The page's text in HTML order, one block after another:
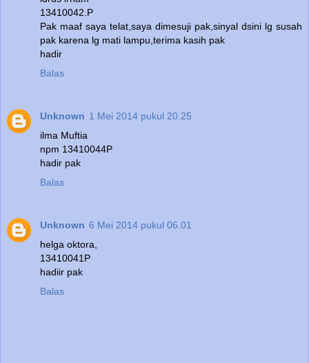
13410042.P
Pak maaf saya telat,saya dimesuji pak,sinyal dsini lg susah
pak karena lg mati lampu,terima kasih pak
hadir
Balas
Unknown 1 Mei 2014 pukul 20.25
ilma Muftia
npm 13410044P
hadir pak
Balas
Unknown 6 Mei 2014 pukul 06.01
helga oktora,
13410041P
hadiir pak
Balas